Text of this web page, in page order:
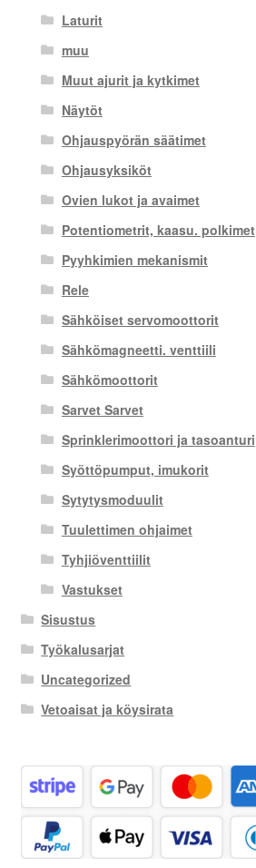
Laturit
muu
Muut ajurit ja kytkimet
Näytöt
Ohjauspyörän säätimet
Ohjausyksiköt
Ovien lukot ja avaimet
Potentiometrit, kaasu. polkimet
Pyyhkimien mekanismit
Rele
Sähköiset servomoottorit
Sähkömagneetti. venttiili
Sähkömoottorit
Sarvet Sarvet
Sprinklerimoottori ja tasoanturi
Syöttöpumput, imukorit
Sytytysmoduulit
Tuulettimen ohjaimet
Tyhjiöventtiilit
Vastukset
Sisustus
Työkalusarjat
Uncategorized
Vetoaisat ja köysirata